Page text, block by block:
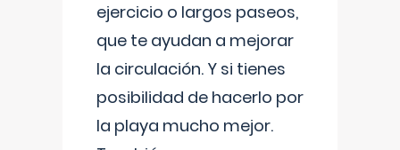
ejercicio o largos paseos,
que te ayudan a mejorar
la circulación. Y si tienes
posibilidad de hacerlo por
la playa mucho mejor.